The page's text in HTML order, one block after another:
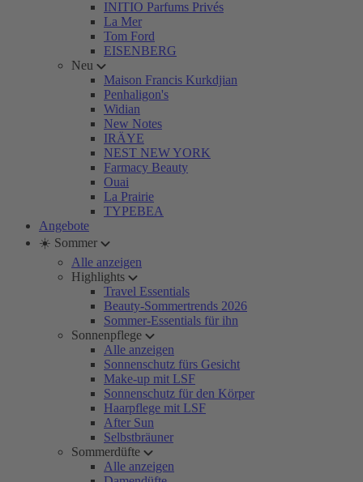
INITIO Parfums Privés
La Mer
Tom Ford
EISENBERG
Neu
Maison Francis Kurkdjian
Penhaligon's
Widian
New Notes
IRÄYE
NEST NEW YORK
Farmacy Beauty
Ouai
La Prairie
TYPEBEA
Angebote
☀️ Sommer
Alle anzeigen
Highlights
Travel Essentials
Beauty-Sommertrends 2026
Sommer-Essentials für ihn
Sonnenpflege
Alle anzeigen
Sonnenschutz fürs Gesicht
Make-up mit LSF
Sonnenschutz für den Körper
Haarpflege mit LSF
After Sun
Selbstbräuner
Sommerdüfte
Alle anzeigen